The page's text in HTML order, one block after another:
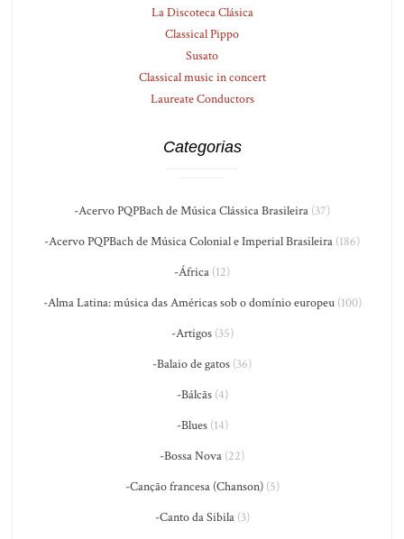
La Discoteca Clásica
Classical Pippo
Susato
Classical music in concert
Laureate Conductors
Categorias
-Acervo PQPBach de Música Clássica Brasileira (37)
-Acervo PQPBach de Música Colonial e Imperial Brasileira (186)
-África (12)
-Alma Latina: música das Américas sob o domínio europeu(100)
-Artigos(35)
-Balaio de gatos (36)
-Bálcãs(4)
-Blues(14)
-Bossa Nova (22)
-Canção francesa (Chanson)(5)
-Canto da Sibila(3)